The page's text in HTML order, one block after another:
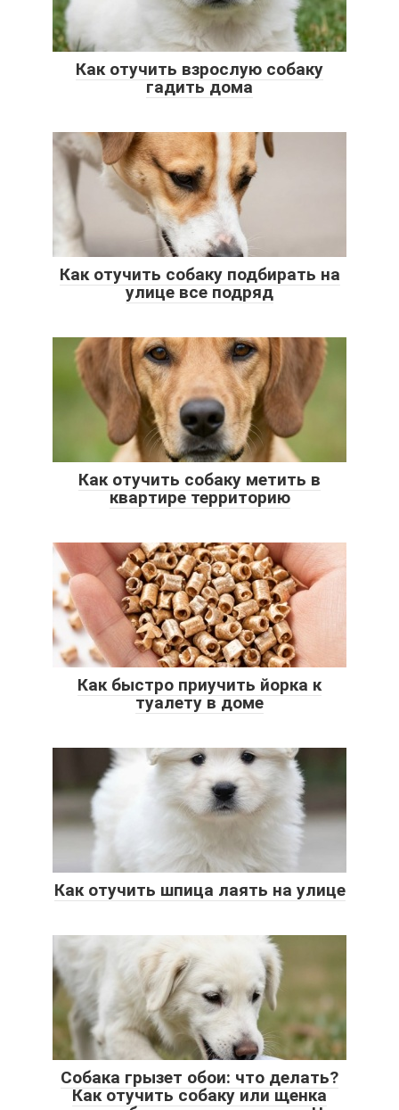
Как отучить взрослую собаку
гадить дома
Как отучить собаку подбирать на
улице все подряд
Как отучить собаку метить в
квартире территорию
Как быстро приучить йорка к
туалету в доме
Как отучить шпица лаять на улице
Собака грызет обои: что делать?
Как отучить собаку или щенка